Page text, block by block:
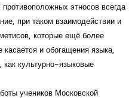
этносов всегда
при таком взаимодействии и
которые ещё более
и обогащения языка,
культурно-языковые
учеников Московской